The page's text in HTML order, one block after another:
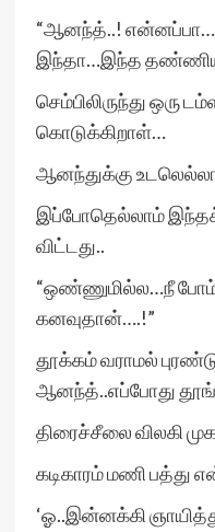
“ஆனந்த்..!
இந்தா…இந்த
செம்பிலிருந்து ஒரு
கொடுக்கிறாள்…
ஆனந்துக்கு
இப்போதெல்லாம் இந்தக்
விட்டது..
“ஒண்ணுமில்ல…நீ
கனவுதான்….!”
தூக்கம் வராமல்
ஆனந்த்..எப்போது
திரைச்சீலை விலகி
கடிகாரம் மணி பத்து
‘ஓ..இன்னக்கி